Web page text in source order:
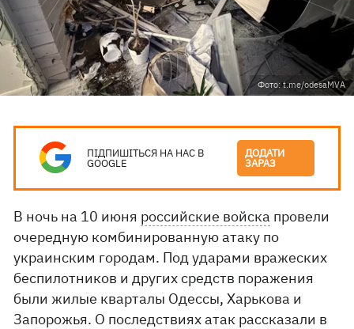
Фото: t.me/odesaMVA
ПІДПИШІТЬСЯ НА НАС В
GOOGLE
ДОДАТИ
ЗАРАЗ
В ночь на 10 июня российские войска провели
очередную комбинированную атаку по
украинским городам. Под ударами вражеских
беспилотников и других средств поражения
были жилые кварталы Одессы, Харькова и
Запорожья. О последствиях атак рассказали в